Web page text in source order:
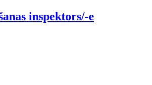
inspektors/-e